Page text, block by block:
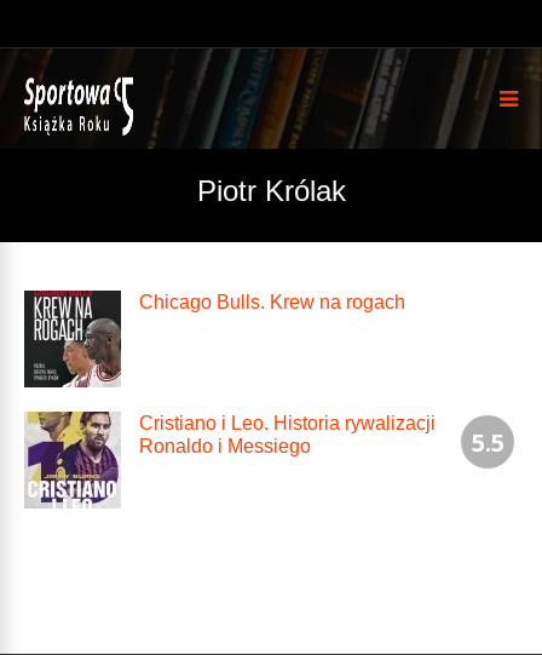
Piotr Królak
Chicago Bulls. Krew na rogach
5.5
Cristiano i Leo. Historia rywalizacji
Ronaldo i Messiego